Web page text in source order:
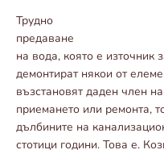
Трудно
предаване
на вода, която е източник
демонтират някои от
възстановят даден член
приемането или ремонта,
дълбините на
стотици години. Това е.